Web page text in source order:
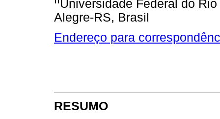
Universidade Federal do
Alegre-RS, Brasil
Endereço para
RESUMO